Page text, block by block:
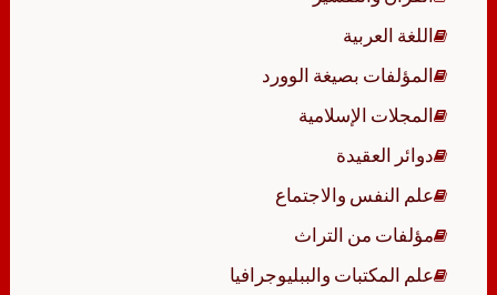
اللغة العربية
المؤلفات بصيغة الوورد
المجلات الإسلامية
دوائر العقيدة
علم النفس والاجتماع
مؤلفات من التراث
علم المكتبات والببليوجرافيا